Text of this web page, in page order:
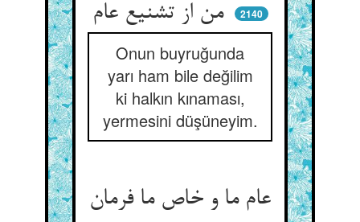
من از تشنیع عام
2140
Onun buyruğunda
yarı ham bile değilim
ki halkın kınaması,
yermesini düşüneyim.
عام ما و خاص ما فرمان